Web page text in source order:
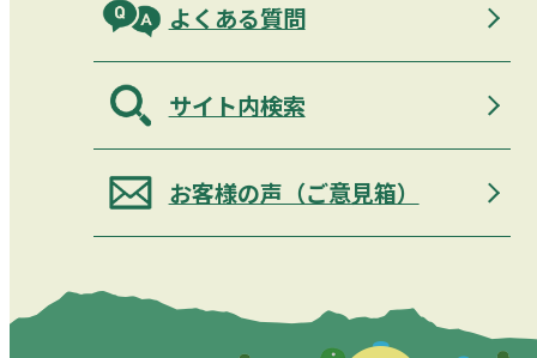
よくある質問
サイト内検索
お客様の声（ご意見箱）